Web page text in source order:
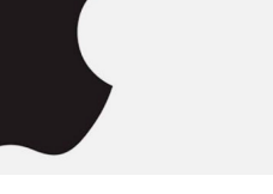
يحمل اسم الفيديوهات
القصير المصمم ليتناسب مع